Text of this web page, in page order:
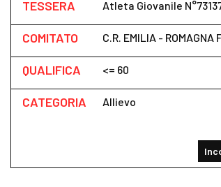
TESSERA Atleta Giovanile
COMITATO C.R. EMILIA - ROMAGNA
QUALIFICA <= 60
CATEGORIA Allievo